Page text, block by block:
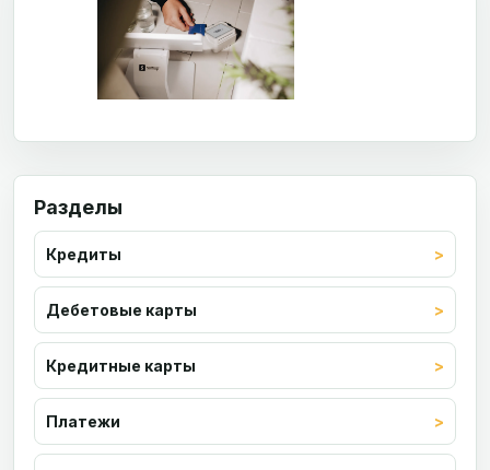
Разделы
Кредиты
Дебетовые карты
Кредитные карты
Платежи